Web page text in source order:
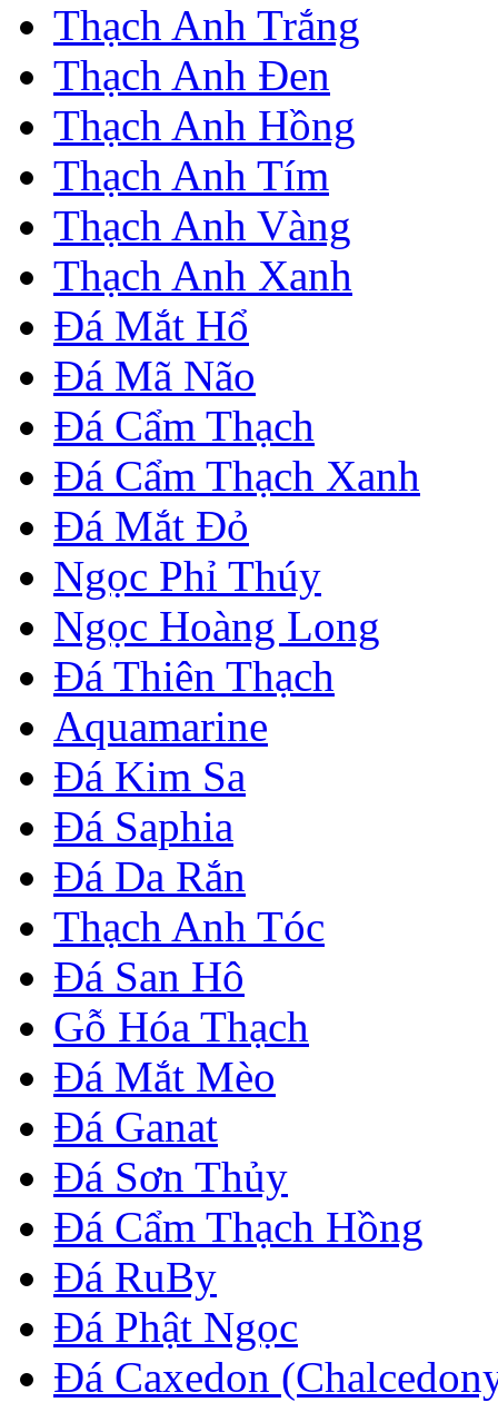
Thạch Anh Trắng
Thạch Anh Đen
Thạch Anh Hồng
Thạch Anh Tím
Thạch Anh Vàng
Thạch Anh Xanh
Đá Mắt Hổ
Đá Mã Não
Đá Cẩm Thạch
Đá Cẩm Thạch Xanh
Đá Mắt Đỏ
Ngọc Phỉ Thúy
Ngọc Hoàng Long
Đá Thiên Thạch
Aquamarine
Đá Kim Sa
Đá Saphia
Đá Da Rắn
Thạch Anh Tóc
Đá San Hô
Gỗ Hóa Thạch
Đá Mắt Mèo
Đá Ganat
Đá Sơn Thủy
Đá Cẩm Thạch Hồng
Đá RuBy
Đá Phật Ngọc
Đá Caxedon